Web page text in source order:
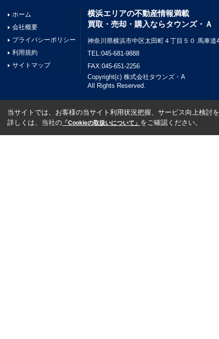
ホーム
会社概要
プライバシーポリシー
利用規約
サイトマップ
横浜エリアの不動産情報満載
買取・売却・購入ならタウンズ・Ａ
神奈川県横浜市中区太田町４丁目５０ 馬車道
TEL:045-681-9888
FAX:045-651-2256
Copyright(c) 株式会社タウンズ・A
All Rights Reserved.
当サイトでは、お客様の当サイト利用状況把握、サービス向上検討
詳しくは、当社の 「Cookieの取扱いについて」 をご確認ください。